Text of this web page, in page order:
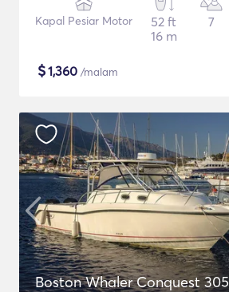
Kapal Pesiar Motor
52 ft
16 m
7
$1,360 /malam
Boston Whaler Conquest 305